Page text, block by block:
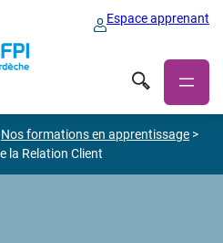
Espace apprenant
Nos formations en apprentissage >
la Relation Client